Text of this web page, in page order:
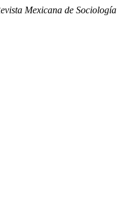
Mexicana de Sociología